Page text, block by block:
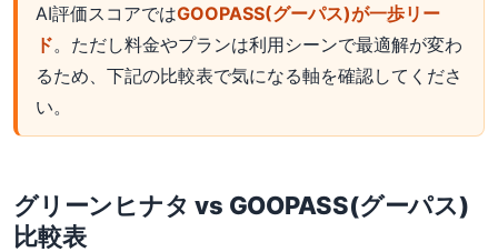
AI評価スコアではGOOPASS(グーパス)が一歩リー
ド。ただし料金やプランは利用シーンで最適解が変わ
るため、下記の比較表で気になる軸を確認してくださ
い。
グリーンヒナタ vs GOOPASS(グーパス)
比較表